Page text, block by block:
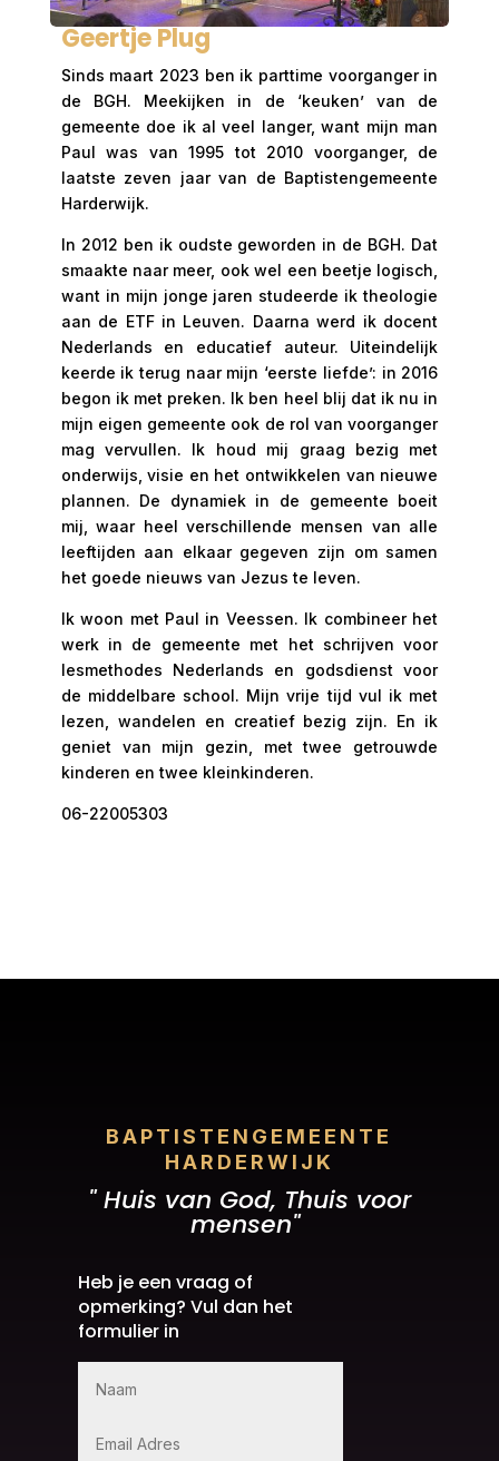
Geertje Plug
Sinds maart 2023 ben ik parttime voorganger in
de BGH. Meekijken in de ‘keuken’ van de
gemeente doe ik al veel langer, want mijn man
Paul was van 1995 tot 2010 voorganger, de
laatste zeven jaar van de Baptistengemeente
Harderwijk.
In 2012 ben ik oudste geworden in de BGH. Dat
smaakte naar meer, ook wel een beetje logisch,
want in mijn jonge jaren studeerde ik theologie
aan de ETF in Leuven. Daarna werd ik docent
Nederlands en educatief auteur. Uiteindelijk
keerde ik terug naar mijn ‘eerste liefde’: in 2016
begon ik met preken. Ik ben heel blij dat ik nu in
mijn eigen gemeente ook de rol van voorganger
mag vervullen. Ik houd mij graag bezig met
onderwijs, visie en het ontwikkelen van nieuwe
plannen. De dynamiek in de gemeente boeit
mij, waar heel verschillende mensen van alle
leeftijden aan elkaar gegeven zijn om samen
het goede nieuws van Jezus te leven.
Ik woon met Paul in Veessen. Ik combineer het
werk in de gemeente met het schrijven voor
lesmethodes Nederlands en godsdienst voor
de middelbare school. Mijn vrije tijd vul ik met
lezen, wandelen en creatief bezig zijn. En ik
geniet van mijn gezin, met twee getrouwde
kinderen en twee kleinkinderen.
06-22005303
BAPTISTENGEMEENTE
HARDERWIJK
" Huis van God, Thuis voor
mensen"
Heb je een vraag of
opmerking? Vul dan het
formulier in